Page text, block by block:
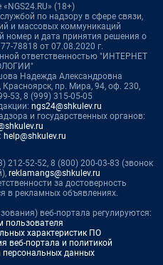
(18+)
по надзору в сфере связи,
и массовых коммуникаций
номер и дата принятия решения о
78818 от 07.08.2020 г.
ответственностью "ИНТЕРНЕТ
Надежда Александровна
пр. Мира, 94, оф. 230,
53, 8 (999) 315-05-05
ngs24@shkulev.ru
и государственных органов:
help@shkulev.ru
212-52-52, 8 (800) 200-03-83 (звонок
reklamangs@shkulev.ru
за достоверность
в рекламных объявлениях.
веб-портала регулируются:
пользователя
характеристик ПО
веб-портала и политикой
персональных данных